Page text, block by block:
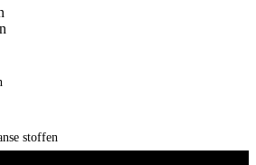
stoffen